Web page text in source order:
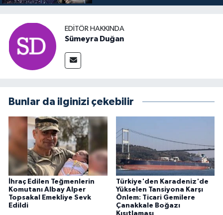
EDITÖR HAKKINDA
Sümeyra Duğan
Bunlar da ilginizi çekebilir
İhraç Edilen Teğmenlerin
Komutanı Albay Alper
Topsakal Emekliye Sevk
Edildi
Türkiye'den Karadeniz'de
Yükselen Tansiyona Karşı
Önlem: Ticari Gemilere
Çanakkale Boğazı
Kısıtlaması